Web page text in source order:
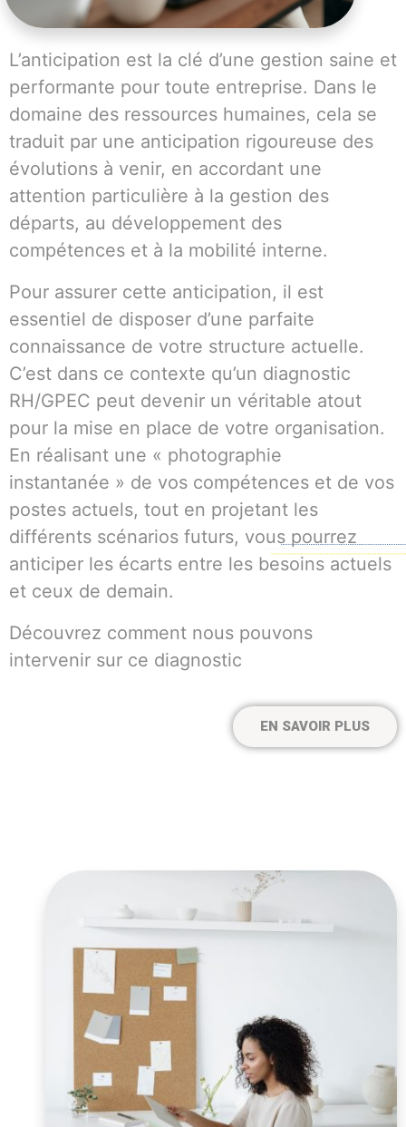
L’anticipation est la clé d’une gestion saine et
performante pour toute entreprise. Dans le
domaine des ressources humaines, cela se
traduit par une anticipation rigoureuse des
évolutions à venir, en accordant une
attention particulière à la gestion des
départs, au développement des
compétences et à la mobilité interne.
Pour assurer cette anticipation, il est
essentiel de disposer d’une parfaite
connaissance de votre structure actuelle.
C’est dans ce contexte qu’un diagnostic
RH/GPEC peut devenir un véritable atout
pour la mise en place de votre organisation.
En réalisant une « photographie
instantanée » de vos compétences et de vos
postes actuels, tout en projetant les
différents scénarios futurs, vous pourrez
anticiper les écarts entre les besoins actuels
et ceux de demain.
Découvrez comment nous pouvons
intervenir sur ce diagnostic
EN SAVOIR PLUS